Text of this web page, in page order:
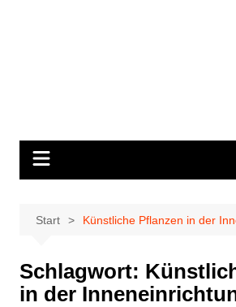
Start Künstliche Pflanzen in der
Schlagwort:
in der